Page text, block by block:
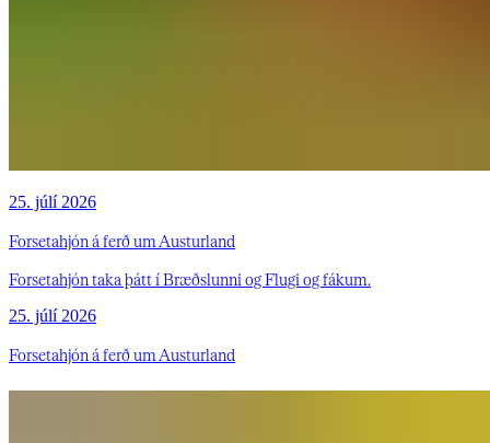
25. júlí 2026
Forsetahjón á ferð um Austurland
Forsetahjón taka þátt í Bræðslunni og Flugi og fákum.
25. júlí 2026
Forsetahjón á ferð um Austurland